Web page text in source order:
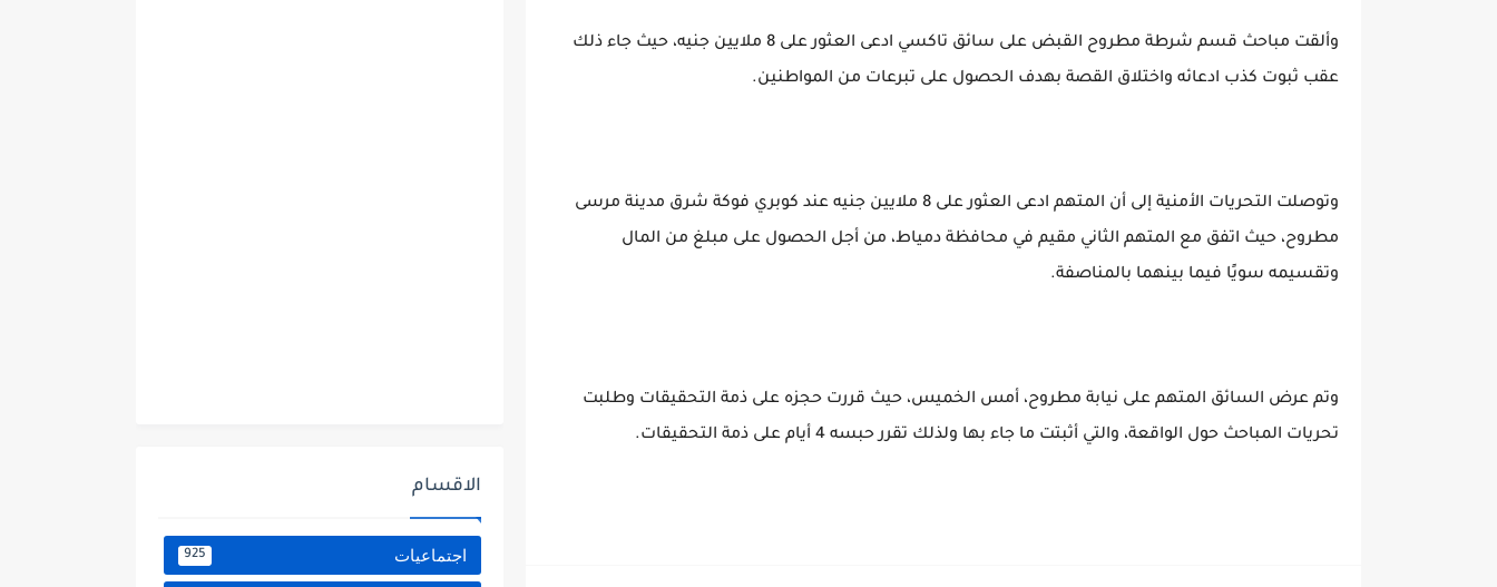
وألقت مباحث قسم شرطة مطروح القبض على سائق تاكسي ادعى العثور على 8 ملايين جنيه، حيث جاء ذلك
عقب ثبوت كذب ادعائه واختلاق القصة بهدف الحصول على تبرعات من المواطنين.
وتوصلت التحريات الأمنية إلى أن المتهم ادعى العثور على 8 ملايين جنيه عند كوبري فوكة شرق مدينة مرسى
مطروح، حيث اتفق مع المتهم الثاني مقيم في محافظة دمياط، من أجل الحصول على مبلغ من المال
وتقسيمه سويًا فيما بينهما بالمناصفة.
وتم عرض السائق المتهم على نيابة مطروح، أمس الخميس، حيث قررت حجزه على ذمة التحقيقات وطلبت
تحريات المباحث حول الواقعة، والتي أثبتت ما جاء بها ولذلك تقرر حبسه 4 أيام على ذمة التحقيقات.
الاقسام
اجتماعيات 925